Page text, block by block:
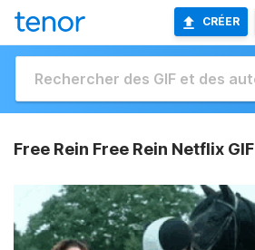
CRÉER
Free Rein Free Rein Netflix GIF